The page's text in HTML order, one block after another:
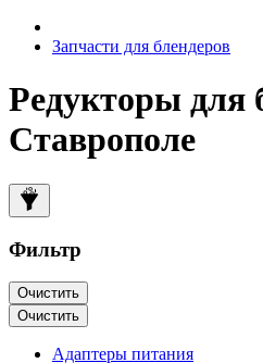
Запчасти для блендеров
Редукторы для
Ставрополе
Фильтр
Очистить
Очистить
Адаптеры питания